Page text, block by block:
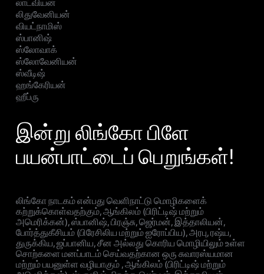
லாட்வியன்
லிதுவேனியன்
வியட்நாமிஸ்
ஸ்பானிஷ்
ஸ்லோவாக்
ஸ்லோவேனியன்
ஸ்வீடிஷ்
ஹங்கேரியன்
ஹீப்ரு
இன்று லிங்கோ பிளே
பயன்பாட்டைப் பெறுங்கள்!
லிங்கோ நாடகம் என்பது வெளிநாட்டு மொழிகளைக்
கற்றுக்கொள்வதற்கும், ஆங்கிலம் (பிரிட்டிஷ் மற்றும்
அமெரிக்கன்), ஸ்பானிஷ், பிரஞ்சு, ஜெர்மன், இத்தாலியன்,
போர்த்துகீசியம் (பிரேசிலிய மற்றும் ஐரோப்பிய), அரபு, ரஷ்ய,
துருக்கிய, ஜப்பானிய, சீன அல்லது கொரிய மொழியிலும் உள்ள
சொற்களை மனப்பாடம் செய்வதற்கான ஒரு சுவாரஸ்யமான
மற்றும் பயனுள்ள வழியாகும் , ஆங்கிலம் (பிரிட்டிஷ் மற்றும்